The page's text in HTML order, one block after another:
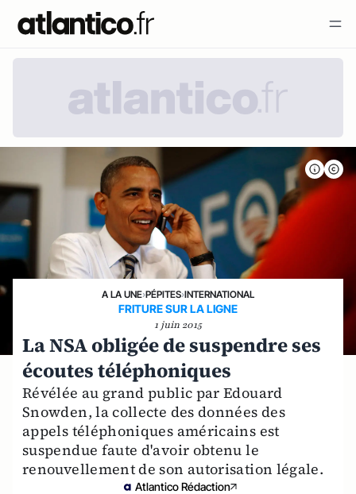
A LA UNE›PÉPITES›INTERNATIONAL
FRITURE SUR LA LIGNE
1 juin 2015
La NSA obligée de suspendre ses
écoutes téléphoniques
Révélée au grand public par Edouard
Snowden, la collecte des données des
appels téléphoniques américains est
suspendue faute d'avoir obtenu le
renouvellement de son autorisation légale.
Atlantico Rédaction